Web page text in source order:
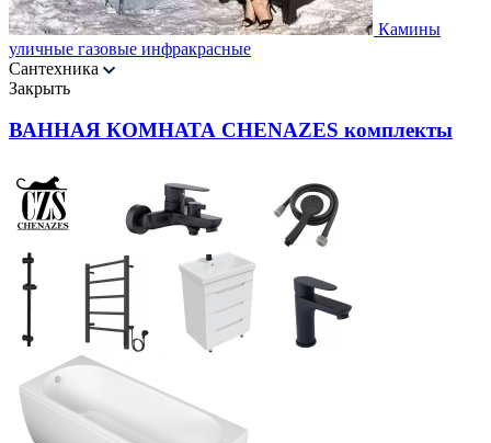
Камины
уличные газовые инфракрасные
Сантехника
Закрыть
ВАННАЯ КОМНАТА CHENAZES комплекты